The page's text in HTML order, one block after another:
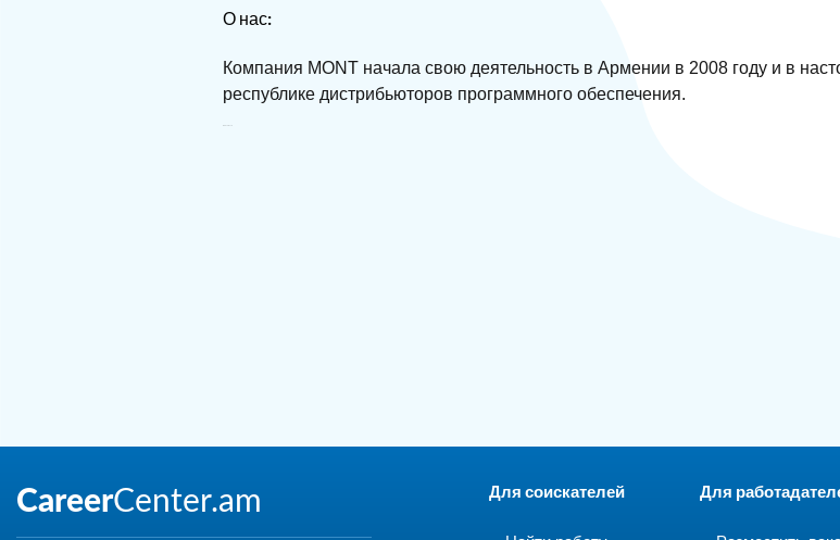
О нас:
Компания MONT начала свою деятельность в Армении в 2008 году и в
республике дистрибьюторов программного обеспечения.
Для соискателей Для